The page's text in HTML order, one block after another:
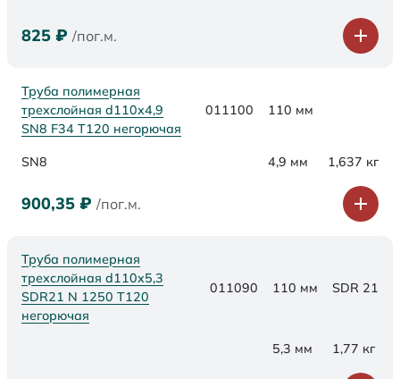
825 ₽ /пог.м.
Труба полимерная
трехслойная d110х4,9
SN8 F34 Т120 негорючая
011100 110 мм
SN8 4,9 мм 1,637 кг
900,35 ₽ /пог.м.
Труба полимерная
трехслойная d110x5,3
SDR21 N 1250 Т120
негорючая
011090 110 мм SDR 21
5,3 мм 1,77 кг